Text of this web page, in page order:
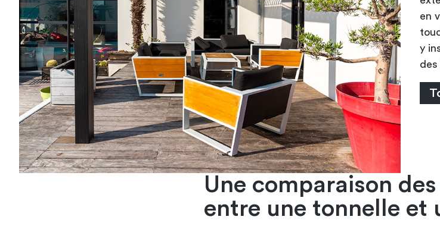
en
y
des
Une comparaison
entre une tonnelle et